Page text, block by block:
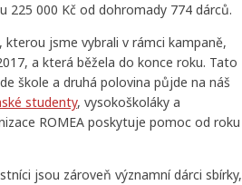
225 000 Kč od dohromady 774 dárců.
kterou jsme vybrali v rámci kampaně,
a která běžela do konce roku. Tato
škole a druhá polovina půjde na náš
studenty, vysokoškoláky a
ROMEA poskytuje pomoc od roku
jsou zároveň významní dárci sbírky,